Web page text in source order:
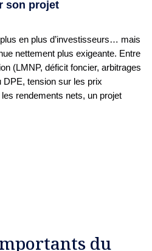
son projet
en plus d’investisseurs… mais
nettement plus exigeante. Entre
(LMNP, déficit foncier, arbitrages
tension sur les prix
rendements nets, un projet
du